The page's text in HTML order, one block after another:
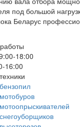
под большой
Беларус
18:00
16:00